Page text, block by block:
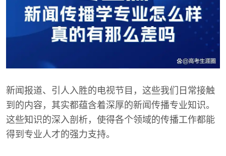
新闻报道、引人入胜的电视节目，这些我们日常接触
到的内容，其实都蕴含着深厚的新闻传播专业知识。
这些知识的深入剖析，使得各个领域的传播工作都能
得到专业人才的强力支持。